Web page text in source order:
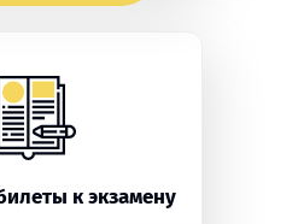
к экзамену